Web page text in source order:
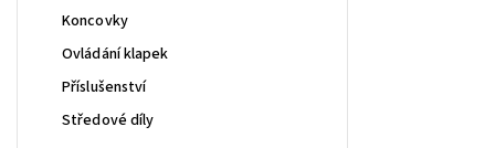
Koncovky
Ovládání klapek
Příslušenství
Středové díly